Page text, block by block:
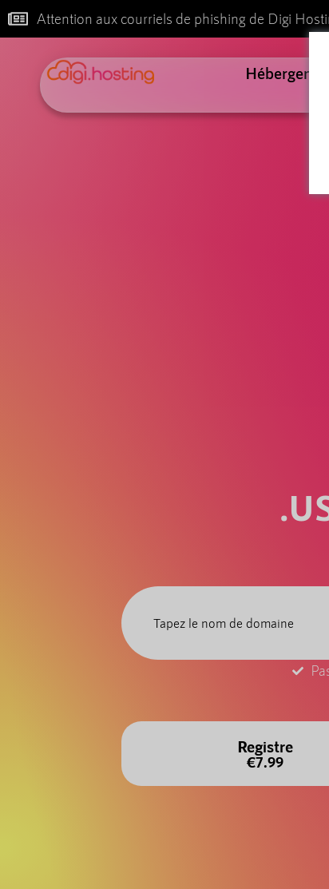
Attention aux courriels de phishing de Digi
Hébergement
Registre
€7.99